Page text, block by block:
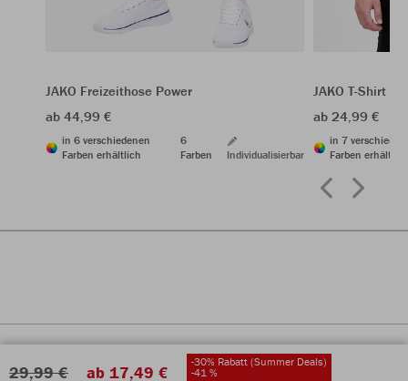
29,99 € ab 17,49 €
-30% Rabatt (Summer Deals)
-41 %
JAKO Freizeithose Power
ab 44,99 €
in 6 verschiedenen
Farben erhältlich
6
Farben
Individualisierbar
JAKO T-Shirt
ab 24,99 €
in 7
Farben